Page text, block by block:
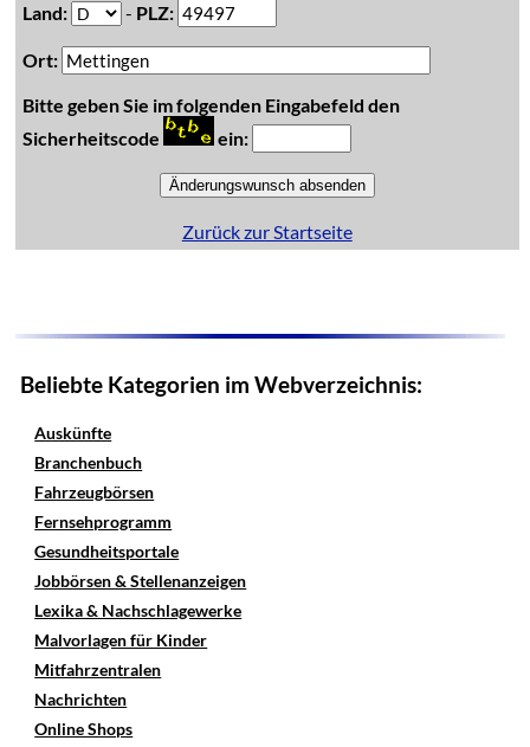
Land:
- PLZ:
Ort:
Bitte geben Sie im folgenden Eingabefeld den
Sicherheitscode
ein:
Zurück zur Startseite
Beliebte Kategorien im Webverzeichnis:
Auskünfte
Branchenbuch
Fahrzeugbörsen
Fernsehprogramm
Gesundheitsportale
Jobbörsen & Stellenanzeigen
Lexika & Nachschlagewerke
Malvorlagen für Kinder
Mitfahrzentralen
Nachrichten
Online Shops